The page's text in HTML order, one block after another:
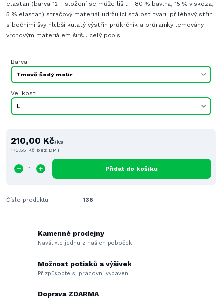
elastan (barva 12 - složení se může lišit - 80 % bavlna, 15 % viskóza,
5 % elastan) strečový materiál udržující stálost tvaru přiléhavý střih
s bočními švy hlubší kulatý výstřih průkrčník a průramky lemovány
vrchovým materiálem širš... celý popis
Barva
Velikost
210,00 Kč/ks
173,55 Kč bez DPH
Přidat do košíku
Číslo produktu: 136
Kamenné prodejny
Navštivte jednu z našich poboček
Možnost potisků a výšivek
Přizpůsobte si pracovní vybavení
Doprava ZDARMA